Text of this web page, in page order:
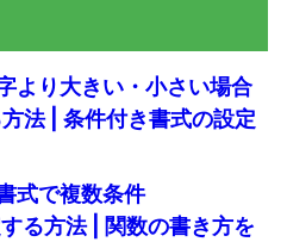
より大きい・小さい場合
法 | 条件付き書式の設定
式で複数条件
る方法 | 関数の書き方を